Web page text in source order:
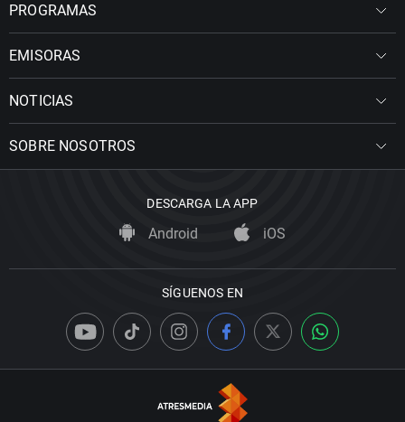
PROGRAMAS
EMISORAS
NOTICIAS
SOBRE NOSOTROS
DESCARGA LA APP
Android iOS
SÍGUENOS EN